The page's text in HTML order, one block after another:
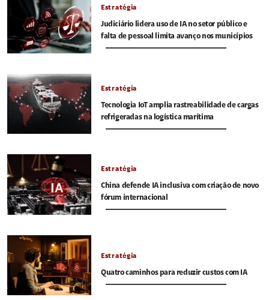
Estratégia
Judiciário lidera uso de IA no setor público e
falta de pessoal limita avanço nos municípios
Estratégia
Tecnologia IoT amplia rastreabilidade de cargas
refrigeradas na logística marítima
Estratégia
China defende IA inclusiva com criação de novo
fórum internacional
Estratégia
Quatro caminhos para reduzir custos com IA